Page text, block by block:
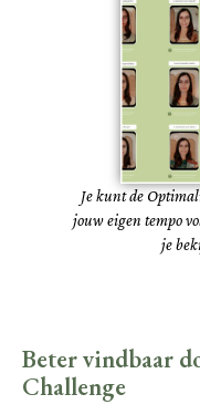
Je kunt de
jouw eigen tempo
je
Beter vindbaar
Challenge